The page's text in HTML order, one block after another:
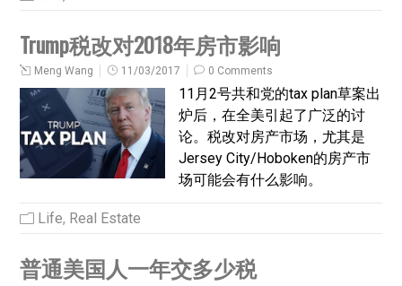
Trump税改对2018年房市影响
Meng Wang 11/03/2017 0 Comments
11月2号共和党的tax plan草案出
炉后，在全美引起了广泛的讨
论。税改对房产市场，尤其是
Jersey City/Hoboken的房产市
场可能会有什么影响。
Life, Real Estate
普通美国人一年交多少税